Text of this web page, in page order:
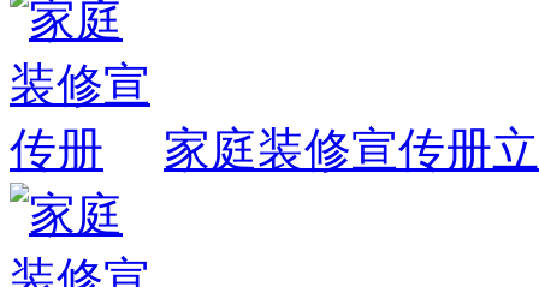
家庭装修宣传册